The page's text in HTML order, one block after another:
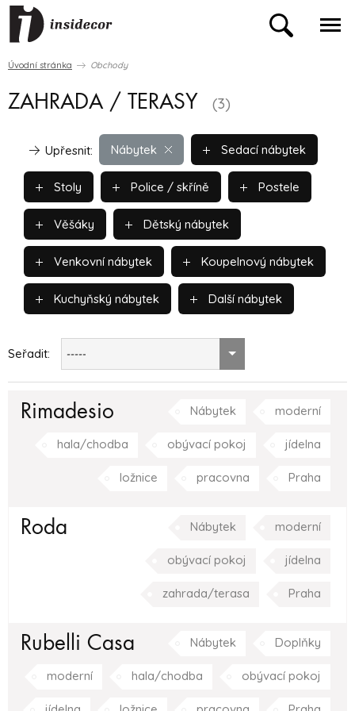
Úvodní stránka Obchody
ZAHRADA / TERASY (3)
Nábytek
Upřesnit: Sedací nábytek
Stoly Police / skříně Postele
Věšáky Dětský nábytek
Venkovní nábytek Koupelnový nábytek
Kuchyňský nábytek Další nábytek
Seřadit: -----
Rimadesio Nábytek moderní
hala/chodba obývací pokoj jídelna
ložnice pracovna Praha
Roda Nábytek moderní
obývací pokoj jídelna
zahrada/terasa Praha
Rubelli Casa Nábytek Doplňky
moderní hala/chodba obývací pokoj